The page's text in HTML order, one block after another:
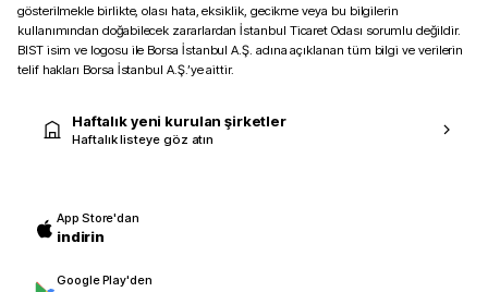
gösterilmekle birlikte, olası hata, eksiklik, gecikme veya bu bilgilerin
kullanımından doğabilecek zararlardan İstanbul Ticaret Odası sorumlu değildir.
BIST isim ve logosu ile Borsa İstanbul A.Ş. adına açıklanan tüm bilgi ve verilerin
telif hakları Borsa İstanbul A.Ş.’ye aittir.
Haftalık yeni kurulan şirketler
Haftalık listeye göz atın
App Store'dan
indirin
Google Play'den